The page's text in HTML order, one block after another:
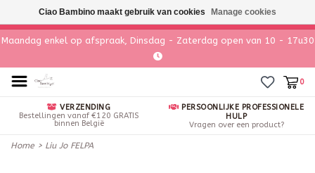
Maandag enkel op afspraak, Dinsdag - Zaterdag open van 10 - 17u30
0
VERZENDING
Bestellingen vanaf €120 GRATIS
binnen België
PERSOONLIJKE PROFESSIONELE
HULP
Vragen over een product?
Home > Liu Jo FELPA
Ciao Bambino maakt gebruik van cookies Manage cookies